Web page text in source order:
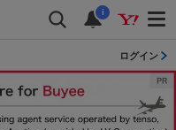
i
ログイン